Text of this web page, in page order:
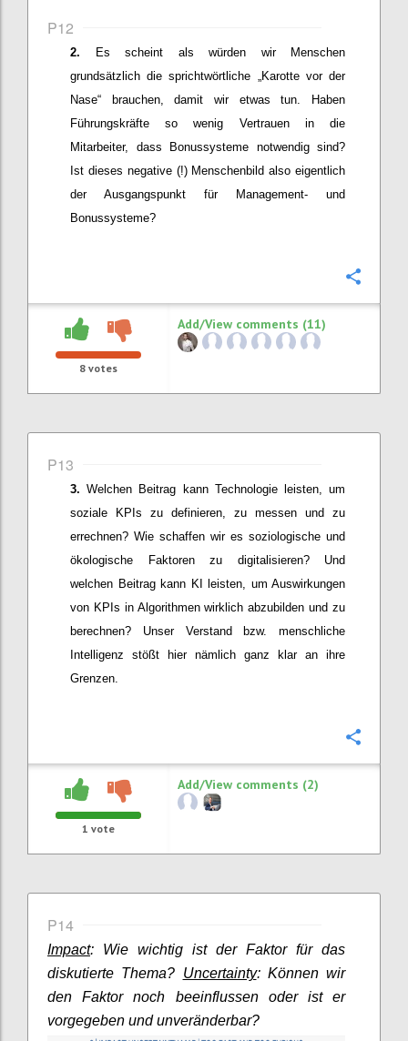
P12
Es scheint als würden wir Menschen
grundsätzlich die sprichtwörtliche „Karotte vor der
Nase“ brauchen, damit wir etwas tun. Haben
Führungskräfte so wenig Vertrauen in die
Mitarbeiter, dass Bonussysteme notwendig sind?
Ist dieses negative (!) Menschenbild also eigentlich
der Ausgangspunkt für
Management- und
Bonussysteme?
8 votes
Add/View comments (11)
P13
Welchen Beitrag kann Technologie leisten, um
soziale KPIs zu definieren, zu messen und zu
errechnen? Wie schaffen wir es soziologische und
ökologische Faktoren zu digitalisieren? Und
welchen Beitrag kann KI leisten, um Auswirkungen
von KPIs in Algorithmen wirklich abzubilden und zu
berechnen? Unser Verstand bzw. menschliche
Intelligenz stößt hier nämlich ganz klar an ihre
Grenzen.
1 vote
Add/View comments (2)
P14
Impact: Wie wichtig ist der Faktor für das
diskutierte Thema? Uncertainty: Können wir
den Faktor noch beeinflussen oder ist er
vorgegeben und unveränderbar?